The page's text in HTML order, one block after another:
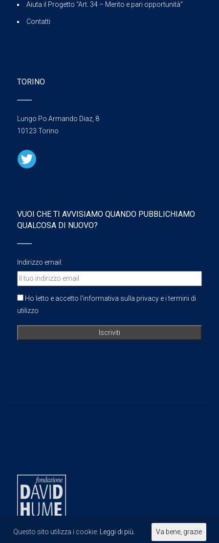
Aiuta il Progetto “Art. 34 – Merito e pari opportunità”
Contatti
TORINO
Lungo Po Armando Diaz, 8
10123 Torino
VUOI CHE TI AVVISIAMO QUANDO PUBBLICHIAMO
QUALCOSA DI NUOVO?
Indirizzo email:
Ho letto e accetto l'informativa sulla privacy e i termini di
utilizzo
Questo sito utilizza i cookie: Leggi di più. Va bene, grazie